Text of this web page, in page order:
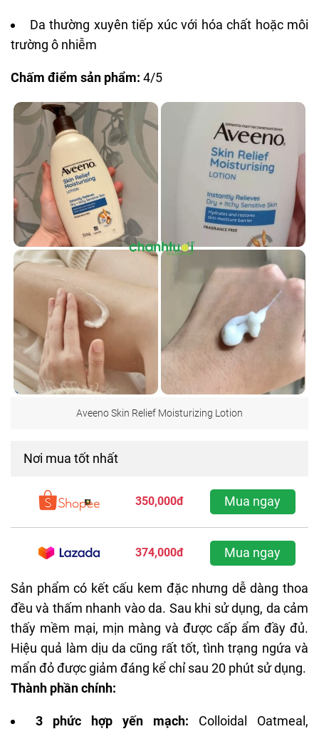
Da thường xuyên tiếp xúc với hóa chất hoặc môi
trường ô nhiễm
Chấm điểm sản phẩm: 4/5
Aveeno Skin Relief Moisturizing Lotion
Nơi mua tốt nhất
350,000đ Mua ngay
374,000đ Mua ngay
Sản phẩm có kết cấu kem đặc nhưng dễ dàng thoa
đều và thấm nhanh vào da. Sau khi sử dụng, da cảm
thấy mềm mại, mịn màng và được cấp ẩm đầy đủ.
Hiệu quả làm dịu da cũng rất tốt, tình trạng ngứa và
mẩn đỏ được giảm đáng kể chỉ sau 20 phút sử dụng.
Thành phần chính:
3 phức hợp yến mạch: Colloidal Oatmeal,